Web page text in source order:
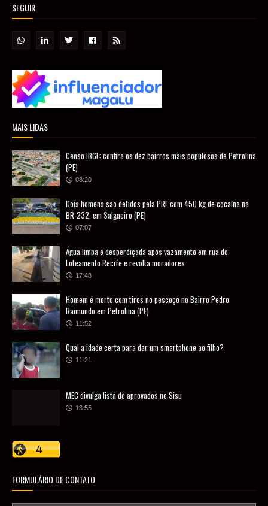
SEGUIR
MAIS LIDAS
Censo IBGE: confira os dez bairros mais populosos de Petrolina
(PE)
08:20
Dois homens são detidos pela PRF com 450 kg de cocaína na
BR-232, em Salgueiro (PE)
07:07
Água limpa é desperdiçada após vazamento em rua do
Loteamento Recife e revolta moradores
17:48
Homem é morto com tiros no pescoço no Bairro Pedro
Raimundo em Petrolina (PE)
11:52
Qual a idade certa para dar um smartphone ao filho?
11:21
MEC divulga lista de aprovados no Sisu
13:55
FORMULÁRIO DE CONTATO